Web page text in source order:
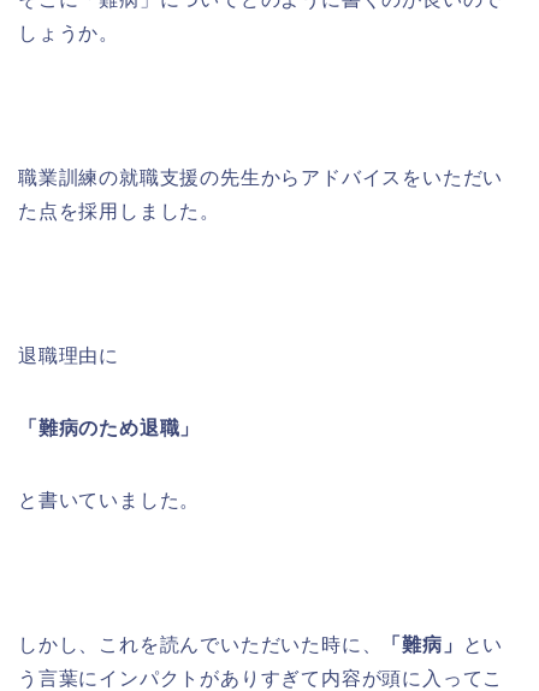
しょうか。
職業訓練の就職支援の先生からアドバイスをいただい
た点を採用しました。
退職理由に
「難病のため退職」
と書いていました。
しかし、これを読んでいただいた時に、 「難病」
とい
う言葉にインパクトがありすぎて内容が頭に入ってこ